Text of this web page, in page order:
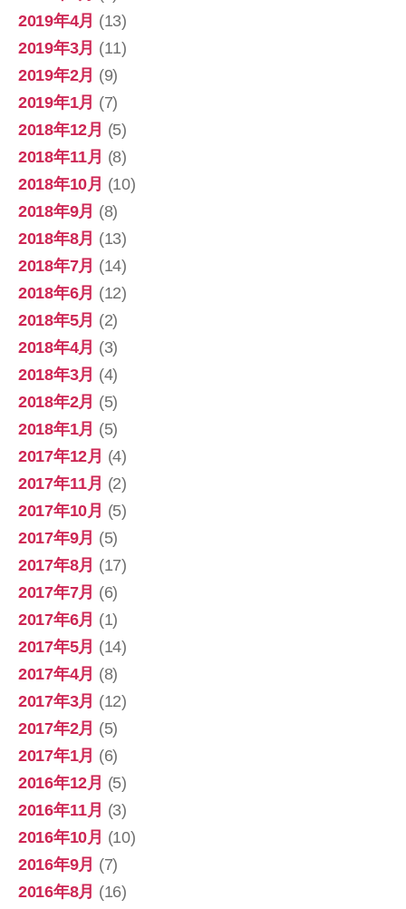
2019年4月 (13)
2019年3月 (11)
2019年2月 (9)
2019年1月 (7)
2018年12月 (5)
2018年11月 (8)
2018年10月 (10)
2018年9月 (8)
2018年8月 (13)
2018年7月 (14)
2018年6月 (12)
2018年5月 (2)
2018年4月 (3)
2018年3月 (4)
2018年2月 (5)
2018年1月 (5)
2017年12月 (4)
2017年11月 (2)
2017年10月 (5)
2017年9月 (5)
2017年8月 (17)
2017年7月 (6)
2017年6月 (1)
2017年5月 (14)
2017年4月 (8)
2017年3月 (12)
2017年2月 (5)
2017年1月 (6)
2016年12月 (5)
2016年11月 (3)
2016年10月 (10)
2016年9月 (7)
2016年8月 (16)